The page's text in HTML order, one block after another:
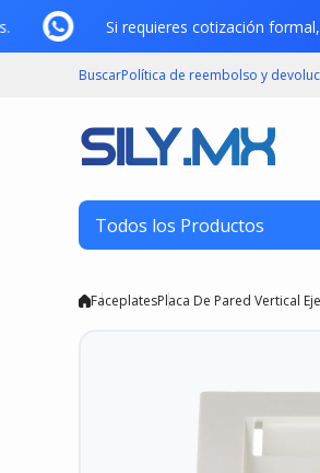
Saltar al contenido
Si requieres cotización
BuscarPolítica de reembolso y
Todos los Productos
FaceplatesPlaca De Pared Vertical